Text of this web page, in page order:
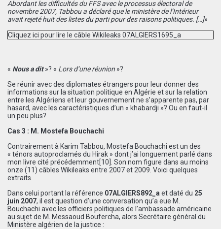
Abordant les difficultés du FFS avec le processus électoral de
novembre 2007, Tabbou a déclaré que le ministère de l’Intérieur
avait rejeté huit des listes du parti pour des raisons politiques. […]»
Cliquez ici pour lire le câble Wikileaks 07ALGIERS1695_a
« Nous a dit»? « Lors d’une réunion »?
Se réunir avec des diplomates étrangers pour leur donner des
informations sur la situation politique en Algérie et sur la relation
entre les Algériens et leur gouvernement ne s’apparente pas, par
hasard, avec les caractéristiques d’un « khabardji »? Ou en faut-il
un peu plus?
Cas 3 : M. Mostefa Bouchachi
Contrairement à Karim Tabbou, Mostefa Bouchachi est un des
« ténors autoproclamés du Hirak » dont j’ai longuement parlé dans
mon livre cité précédemment[10]
. Son nom figure dans au moins
onze (11) câbles Wikileaks entre 2007 et 2009. Voici quelques
extraits.
Dans celui portant la référence 07ALGIERS892_a et daté du 25
juin 2007, il est question d’une conversation qu’a eue M.
Bouchachi avec les officiers politiques de l’ambassade américaine
au sujet de M. Messaoud Boufercha, alors Secrétaire général du
Ministère algérien de la justice :